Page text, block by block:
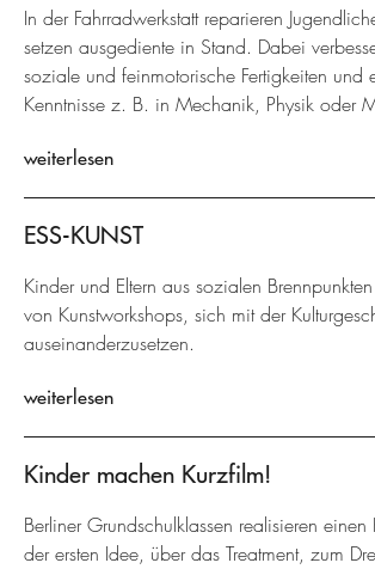
In der Fahrradwerkstatt reparieren
setzen ausgediente in Stand. Dabei
soziale und feinmotorische Fertigkeiten und
Kenntnisse z. B. in Mechanik, Physik oder
weiterlesen
ESS-KUNST
Kinder und Eltern aus sozialen
von Kunstworkshops, sich mit der
auseinanderzusetzen.
weiterlesen
Kinder machen Kurzfilm!
Berliner Grundschulklassen realisieren
der ersten Idee, über das Treatment, zum